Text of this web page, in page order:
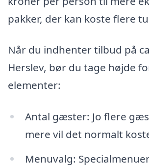
pakker, der kan koste flere
Når du indhenter tilbud på
Herslev, bør du tage højde
elementer:
Antal gæster: Jo flere
mere vil det normalt
Menuvalg: